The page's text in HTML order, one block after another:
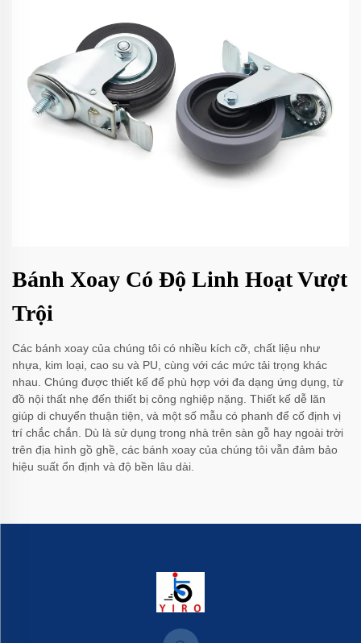
Bánh Xoay Có Độ Linh Hoạt Vượt
Trội
Các bánh xoay của chúng tôi có nhiều kích cỡ, chất liệu như
nhựa, kim loại, cao su và PU, cùng với các mức tải trọng khác
nhau. Chúng được thiết kế để phù hợp với đa dạng ứng dụng, từ
đồ nội thất nhẹ đến thiết bị công nghiệp nặng. Thiết kế dễ lăn
giúp di chuyển thuận tiện, và một số mẫu có phanh để cố định vị
trí chắc chắn. Dù là sử dụng trong nhà trên sàn gỗ hay ngoài trời
trên địa hình gồ ghề, các bánh xoay của chúng tôi vẫn đảm bảo
hiệu suất ổn định và độ bền lâu dài.